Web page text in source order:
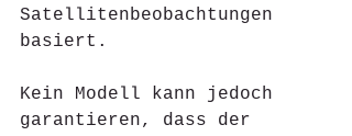
Satellitenbeobachtungen
basiert.
Kein Modell kann jedoch
garantieren, dass der